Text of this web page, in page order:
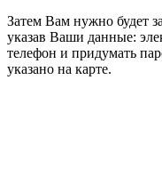
Затем Вам нужно будет
указав Ваши данные:
телефон и придумать
указано на карте.